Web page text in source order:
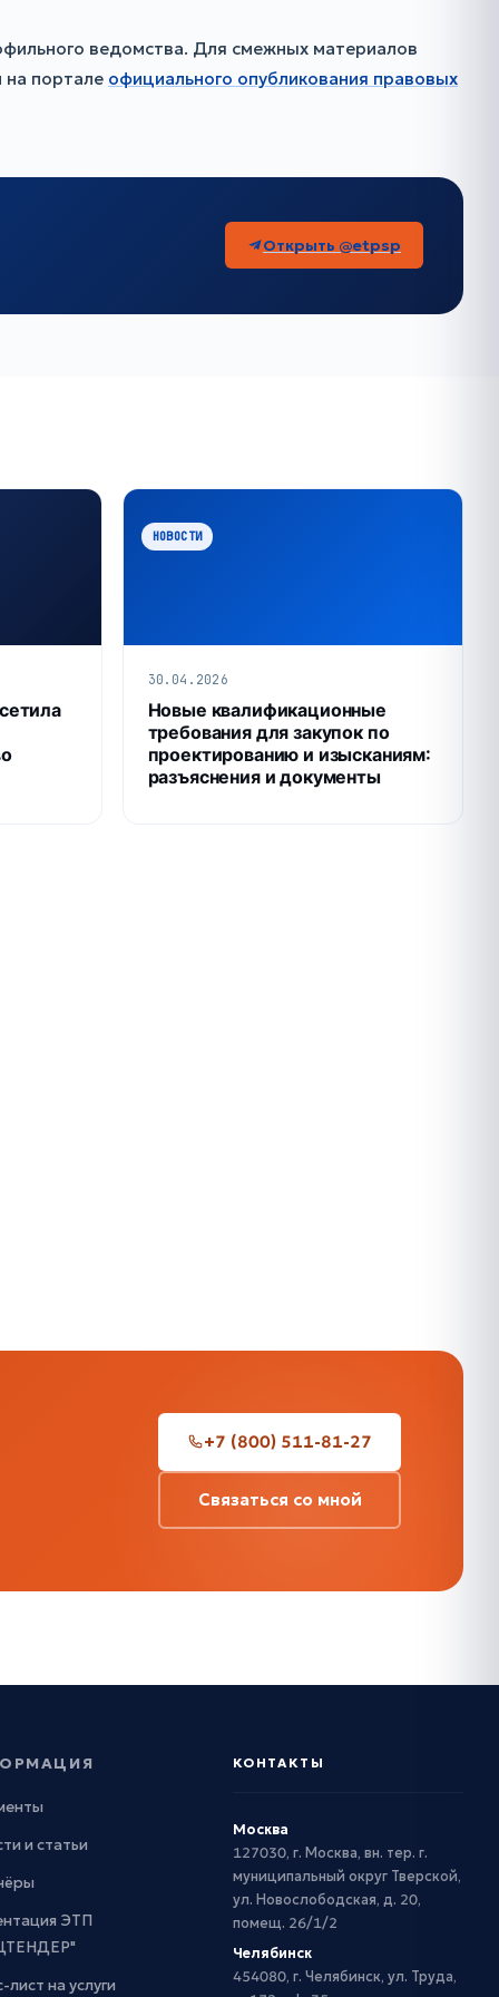
ведомства. Для смежных материалов
на портале официального опубликования правовых
Открыть @etpsp
НОВОСТИ
30.04.2026
Новые квалификационные
требования для закупок по
проектированию и изысканиям:
разъяснения и документы
+7 (800) 511-81-27
Связаться со мной
и статьи
ЭТП
лист на услуги
КОНТАКТЫ
Москва
127030, г. Москва, вн. тер. г.
муниципальный округ Тверской,
ул. Новослободская, д. 20,
помещ. 26/1/2
Челябинск
454080, г. Челябинск, ул. Труда,